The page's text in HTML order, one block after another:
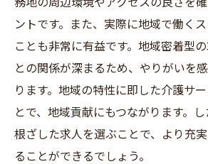
ントです。また、実際に地域で働く
ことも非常に有益です。地域密着型
との関係が深まるため、やりがいを
ります。地域の特性に即した介護サ
とで、地域貢献にもつながります。
根ざした求人を選ぶことで、より充
ることができるでしょう。